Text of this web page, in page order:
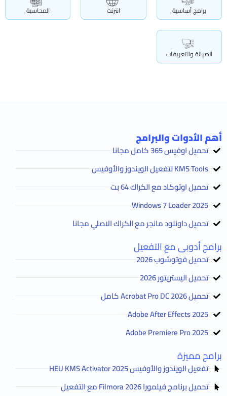
برامج أساسية انترنت المحاسبة
الصيانة والتعريفات
أهم الأدوات والبرامج
تحميل اوفيس 365 كامل مجانا
KMS Tools لتفعيل الويندوز والأوفيس
تحميل اوتوكاد مع الكراك 64 بت
2025 Windows 7 Loader
تحميل داونلود مانجر مع الكراك الاصلي مجانا
برامج أدوبى مع التفعيل
تحميل فوتوشوب 2026
تحميل اليستريتور 2026
تحميل Acrobat Pro DC 2026 كامل
Adobe After Effects 2025
Adobe Premiere Pro 2025
برامج مميزة
تفعيل الويندوز والأوفيس HEU KMS Activator 2025
تحميل برنامج فيلمورا Filmora 2026 مع التفعيل